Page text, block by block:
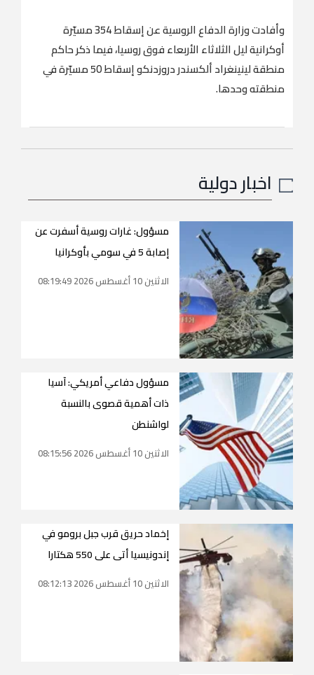
وأفادت وزارة الدفاع الروسية عن إسقاط 354 مسيّرة
أوكرانية ليل الثلاثاء الأربعاء فوق روسيا، فيما ذكر حاكم
منطقة لينينغراد ألكسندر دروزدنكو إسقاط 50 مسيّرة في
منطقته وحدها.
اخبار دولية
مسؤول: غارات روسية أسفرت عن
إصابة 5 في سومي بأوكرانيا
الاثنين 10 أغسطس 2026 08:19:49
مسؤول دفاعي أمريكي: آسيا
ذات أهمية قصوى بالنسبة
لواشنطن
الاثنين 10 أغسطس 2026 08:15:56
إخماد حريق قرب جبل برومو في
إندونيسيا أتى على 550 هكتارا
الاثنين 10 أغسطس 2026 08:12:13